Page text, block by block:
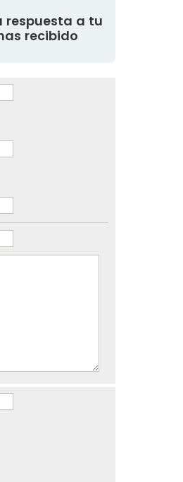
respuesta a tu
recibido